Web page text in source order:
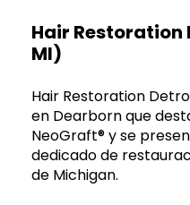
Hair
MI)
Hair Restoration
en Dearborn que
NeoGraft® y se
dedicado de
de Michigan.